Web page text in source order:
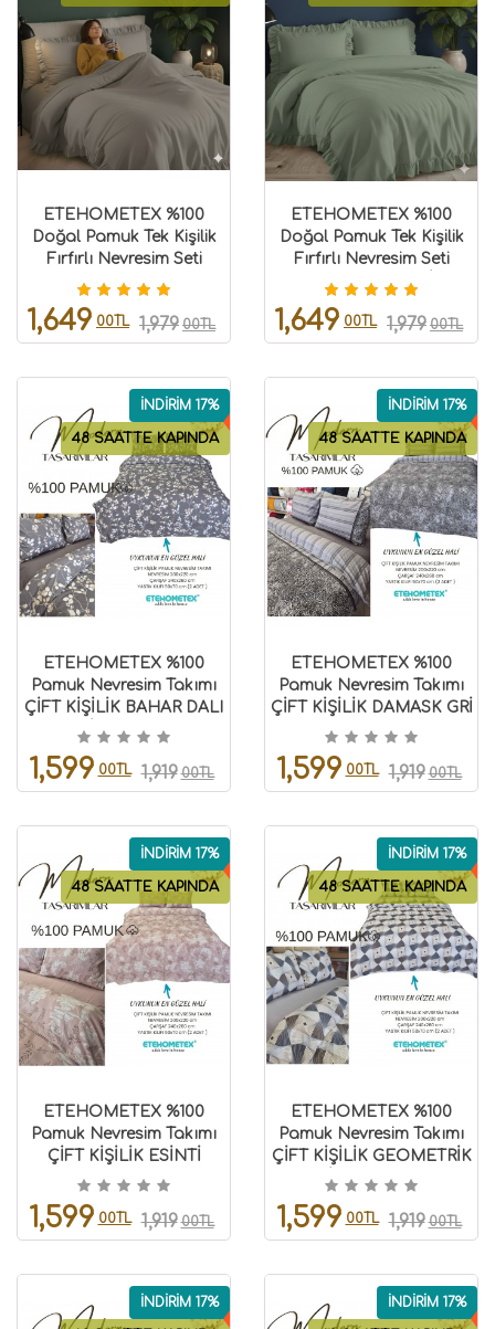
ETEHOMETEX %100
Doğal Pamuk Tek Kişilik
Fırfırlı Nevresim Seti
160x220 Cm TAŞ
8696474232067
1,649 00TL 1,979 00TL
ETEHOMETEX %100
Doğal Pamuk Tek Kişilik
Fırfırlı Nevresim Seti
160x220 Cm YEŞİL
8696474232068
1,649 00TL 1,979 00TL
48 SAATTE KAPINDA
İNDİRİM 17%
ETEHOMETEX %100
Pamuk Nevresim Takımı
ÇİFT KİŞİLİK BAHAR DALI
ANTRASİT 8696474232115
1,599 00TL 1,919 00TL
48 SAATTE KAPINDA
İNDİRİM 17%
ETEHOMETEX %100
Pamuk Nevresim Takımı
ÇİFT KİŞİLİK DAMASK GRİ
8696474232116
1,599 00TL 1,919 00TL
48 SAATTE KAPINDA
İNDİRİM 17%
ETEHOMETEX %100
Pamuk Nevresim Takımı
ÇİFT KİŞİLİK ESİNTİ
PUDRA 8696474232114
1,599 00TL 1,919 00TL
48 SAATTE KAPINDA
İNDİRİM 17%
ETEHOMETEX %100
Pamuk Nevresim Takımı
ÇİFT KİŞİLİK GEOMETRİK
MAVİ 8696474232113
1,599 00TL 1,919 00TL
İNDİRİM 17% İNDİRİM 17%